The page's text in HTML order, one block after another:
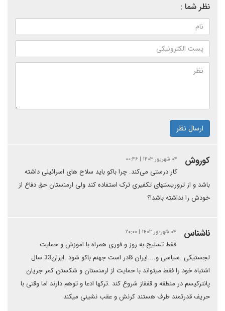
نظر شما :
ارسال نظر
کوروش ۰۴ شهریور ۱۴۰۳ | ۰۰:۴۶
کار درستی می‌کند. چرا باکو باید سلاح های اسرائیلی داشته
باشد و از تروریستهای تکفیری ترک استفاده کند ولی ارمنستان حق دفاع از
خودش را نداشته باشد!؟
ناشناس ۰۴ شهریور ۱۴۰۳ | ۲۰:۰۰
فقط تسلیح به روز و فوری همراه با اموزش و حمایت
لجستیکی .سیاسی و....ایران قادر است جهنم باکو شود .ایران33 سال
اشتباه خود را فقط میتواند با حمایت از ارمنستان و شکستن کمر جریان
پانترکیسم در منطقه و قفقاز شروع کند .ترکها ادعا و توهم دارند اما وقتی با
حریف قدرتمند طرف هستند کرنش و عقب نشینی میکند